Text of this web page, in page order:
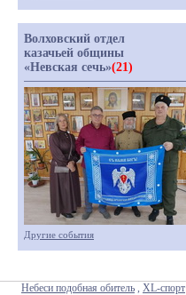
Волховский отдел
казачьей общины
«Невская сечь»(21)
Другие события
Небеси подобная обитель , XL-спорт